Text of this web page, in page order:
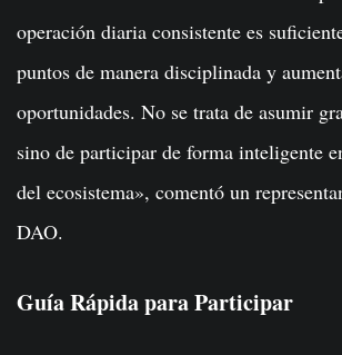
operación diaria consistente es
puntos de manera disciplinada y
oportunidades. No se trata de asumir
sino de participar de forma inteligente
del ecosistema», comentó un
DAO.
Guía Rápida para Participar